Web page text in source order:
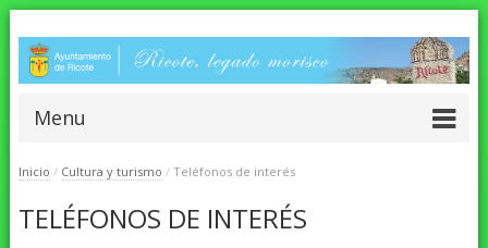
Menu
Inicio / Cultura y turismo / Teléfonos de interés
TELÉFONOS DE INTERÉS